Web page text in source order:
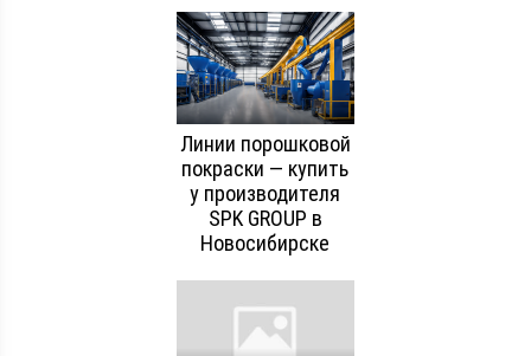
Линии порошковой
покраски — купить
у производителя
SPK GROUP в
Новосибирске